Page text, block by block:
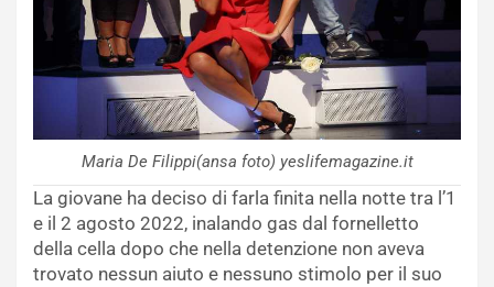
Maria De Filippi(ansa foto) yeslifemagazine.it
La giovane ha deciso di farla finita nella notte tra l’1
e il 2 agosto 2022, inalando gas dal fornelletto
della cella dopo che nella detenzione non aveva
trovato nessun aiuto e nessuno stimolo per il suo